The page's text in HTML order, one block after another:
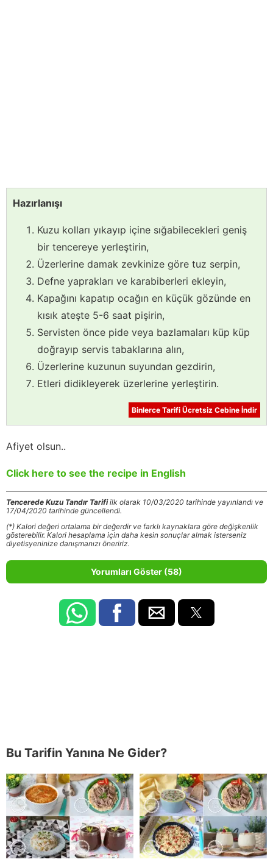
Hazırlanışı
Kuzu kolları yıkayıp içine sığabilecekleri geniş
bir tencereye yerleştirin,
Üzerlerine damak zevkinize göre tuz serpin,
Defne yaprakları ve karabiberleri ekleyin,
Kapağını kapatıp ocağın en küçük gözünde en
kısık ateşte 5-6 saat pişirin,
Servisten önce pide veya bazlamaları küp küp
doğrayıp servis tabaklarına alın,
Üzerlerine kuzunun suyundan gezdirin,
Etleri didikleyerek üzerlerine yerleştirin.
Binlerce Tarifi Ücretsiz Cebine İndir
Afiyet olsun..
Click here to see the recipe in English
Tencerede Kuzu Tandır Tarifiilk olarak 10/03/2020 tarihinde yayınlandı ve
17/04/2020 tarihinde güncellendi.
(*) Kalori değeri ortalama bir değerdir ve farklı kaynaklara göre değişkenlik
gösterebilir. Kalori hesaplama için daha kesin sonuçlar almak isterseniz
diyetisyeninize danışmanızı öneririz.
Yorumları Göster (58)
Bu Tarifin Yanına Ne Gider?